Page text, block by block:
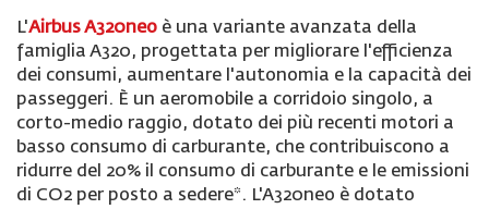
L'Airbus A320neo è una variante avanzata della
famiglia A320, progettata per migliorare l'efficienza
dei consumi, aumentare l'autonomia e la capacità dei
passeggeri. È un aeromobile a corridoio singolo, a
corto-medio raggio, dotato dei più recenti motori a
basso consumo di carburante, che contribuiscono a
ridurre del 20% il consumo di carburante e le emissioni
di CO2 per posto a sedere*. L'A320neo è dotato